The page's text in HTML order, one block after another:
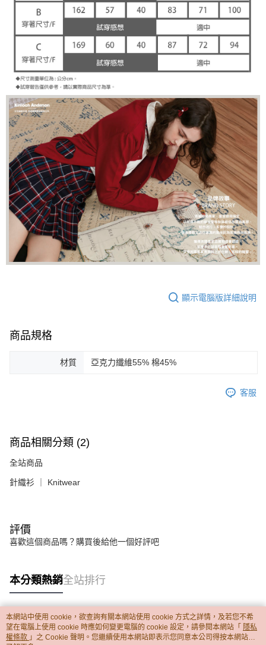
顯示電腦版詳細說明
商品規格
材質 亞克力纖維55% 棉45%
客服
商品相關分類 (2)
全站商品
針織衫 ｜ Knitwear
評價
喜歡這個商品嗎？購買後給他一個好評吧
本分類熱銷全站排行
熱門標籤
本網站中使用 cookie，欲查詢有關本網站使用 cookie 方式之詳情，及若您不希
望在電腦上使用 cookie 時應如何變更電腦的 cookie 設定，請參閱本網站「 隱私
權條款 」之 Cookie 聲明。您繼續使用本網站即表示您同意本公司得按本網站使